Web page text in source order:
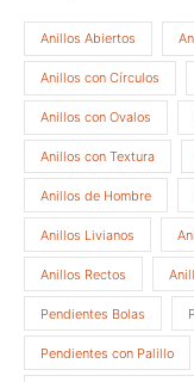
Anillos Abiertos
Anillos con Círculos
Anillos con Ovalos
Anillos con Textura
Anillos de Hombre
Anillos Livianos
Anillos Rectos
Pendientes Bolas
Pendientes con Palillo